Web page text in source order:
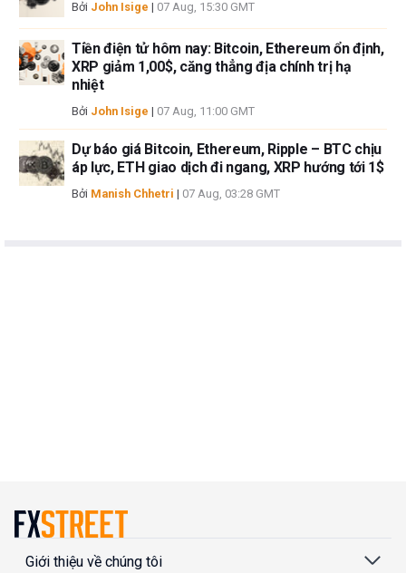
Bởi John Isige | 07 Aug, 15:30 GMT
Tiền điện tử hôm nay: Bitcoin, Ethereum ổn định,
XRP giảm 1,00$, căng thẳng địa chính trị hạ
nhiệt
Bởi John Isige | 07 Aug, 11:00 GMT
Dự báo giá Bitcoin, Ethereum, Ripple – BTC chịu
áp lực, ETH giao dịch đi ngang, XRP hướng tới 1$
Bởi Manish Chhetri | 07 Aug, 03:28 GMT
Giới thiệu về chúng tôi